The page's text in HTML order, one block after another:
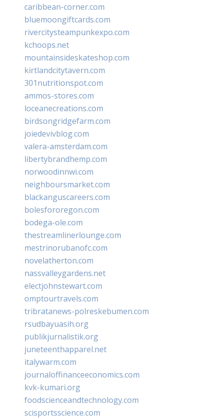
caribbean-corner.com
bluemoongiftcards.com
rivercitysteampunkexpo.com
kchoops.net
mountainsideskateshop.com
kirtlandcitytavern.com
301nutritionspot.com
ammos-stores.com
loceanecreations.com
birdsongridgefarm.com
joiedevivblog.com
valera-amsterdam.com
libertybrandhemp.com
norwoodinnwi.com
neighboursmarket.com
blackanguscareers.com
bolesfororegon.com
bodega-ole.com
thestreamlinerlounge.com
mestrinorubanofc.com
novelatherton.com
nassvalleygardens.net
electjohnstewart.com
omptourtravels.com
tribratanews-polreskebumen.com
rsudbayuasih.org
publikjurnalistik.org
juneteenthapparel.net
italywarm.com
journaloffinanceeconomics.com
kvk-kumari.org
foodscienceandtechnology.com
scisportsscience.com